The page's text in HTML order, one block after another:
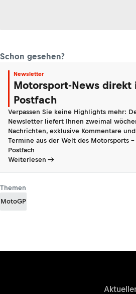
Schon gesehen?
Newsletter
Motorsport-News direkt
Postfach
Verpassen Sie keine Highlights mehr:
Newsletter liefert Ihnen zweimal
Nachrichten, exklusive Kommentare
Termine aus der Welt des Motorsports
Postfach
Weiterlesen
Themen
MotoGP